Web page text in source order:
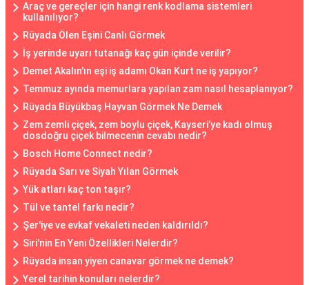
Araç ve gereçler için hangi renk kodlama sistemleri
kullanılıyor?
Rüyada Ölen Eşini Canlı Görmek
İş yerinde uyarı tutanağı kaç gün içinde verilir?
Demet Akalın'ın eşi iş adamı Okan Kurt ne iş yapıyor?
Temmuz ayında memurlara yapılan zam nasıl hesaplanıyor?
Rüyada Büyükbaş Hayvan Görmek Ne Demek
Zem zemli çiçek, zem boylu çiçek, Kayseri’ye kadı olmuş
dosdoğru çiçek bilmecenin cevabı nedir?
Bosch Home Connect nedir?
Rüyada Sarı ve Siyah Yılan Görmek
Yük atları kaç ton taşır?
Tül ve tantel farkı nedir?
Şer'iye ve evkaf vekaleti neden kaldırıldı?
Siri'nin En Yeni Özellikleri Nelerdir?
Rüyada insan yiyen canavar görmek ne demek?
Yerel tarihin konuları nelerdir?